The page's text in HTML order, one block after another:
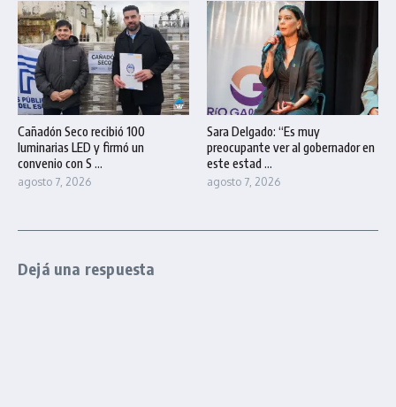
Cañadón Seco recibió 100
luminarias LED y firmó un
convenio con S ...
agosto 7, 2026
Sara Delgado: “Es muy
preocupante ver al gobernador en
este estad ...
agosto 7, 2026
Dejá una respuesta